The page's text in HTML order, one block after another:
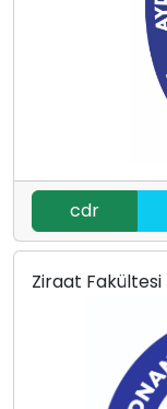
cdr
Ziraat Fakültesi